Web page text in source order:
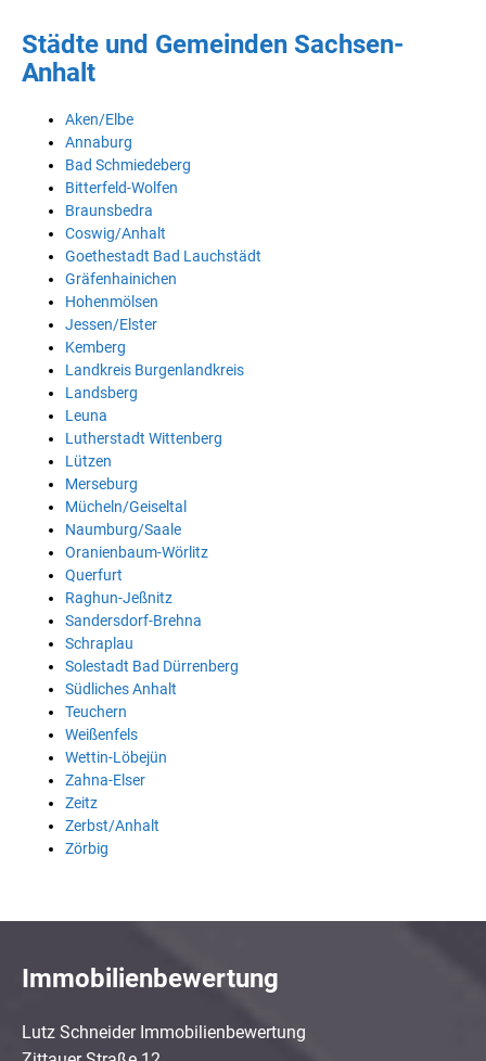
Städte und Gemeinden Sachsen-
Anhalt
Aken/Elbe
Annaburg
Bad Schmiedeberg
Bitterfeld-Wolfen
Braunsbedra
Coswig/Anhalt
Goethestadt Bad Lauchstädt
Gräfenhainichen
Hohenmölsen
Jessen/Elster
Kemberg
Landkreis Burgenlandkreis
Landsberg
Leuna
Lutherstadt Wittenberg
Lützen
Merseburg
Mücheln/Geiseltal
Naumburg/Saale
Oranienbaum-Wörlitz
Querfurt
Raghun-Jeßnitz
Sandersdorf-Brehna
Schraplau
Solestadt Bad Dürrenberg
Südliches Anhalt
Teuchern
Weißenfels
Wettin-Löbejün
Zahna-Elser
Zeitz
Zerbst/Anhalt
Zörbig
Immobilienbewertung
Lutz Schneider Immobilienbewertung